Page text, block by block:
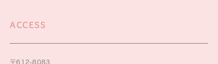
ACCESS
〒612-8083